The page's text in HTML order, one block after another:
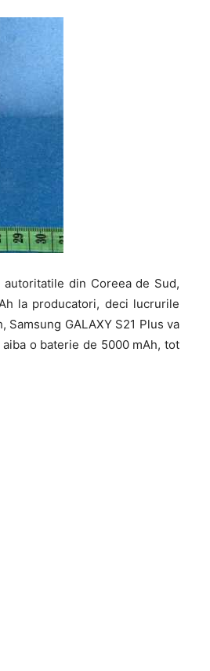
din Coreea de Sud,
la producatori, deci lucrurile
GALAXY S21 Plus va
o baterie de 5000 mAh, tot